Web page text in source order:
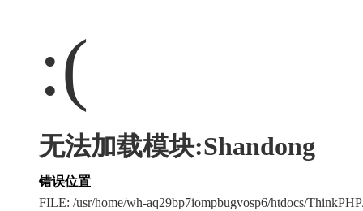
:(
无法加载模块:Shandong
错误位置
FILE: /usr/home/wh-aq29bp7iompbugvosp6/htdocs/